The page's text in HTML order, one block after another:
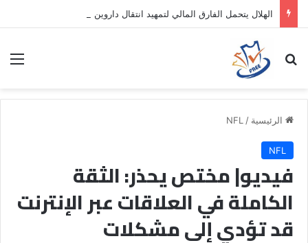
بحث عن
الرئيسية /
NFL
NFL
فيديو| مختص يحذر: الثقة
الكاملة في العلاقات عبر الإنترنت
قد تؤدي إلى مشكلات